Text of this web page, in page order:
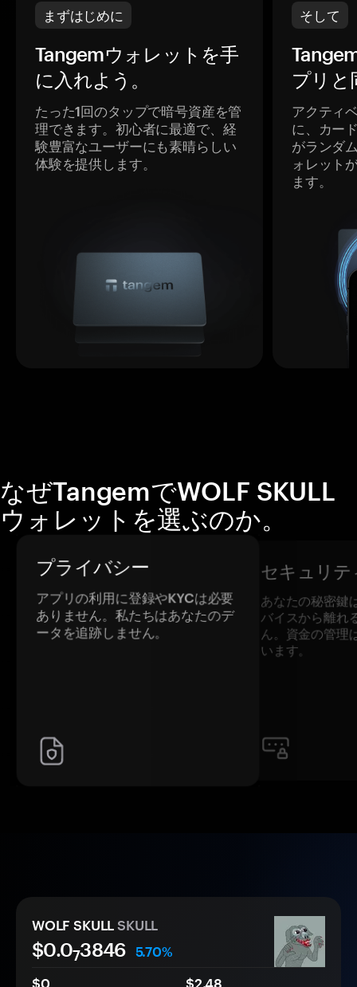
まずはじめに
Tangemウォレットを手
に入れよう。
たった1回のタップで暗号資産を管
理できます。初心者に最適で、経
験豊富なユーザーにも素晴らしい
体験を提供します。
そして
プリと
アクティ
に、カー
がランダ
ォレット
ます。
なぜTangemでWOLF SKULL
ウォレットを選ぶのか。
プライバシー
アプリの利用に登録やKYCは必要
ありません。私たちはあなたのデ
ータを追跡しません。
セキュリテ
あなたの秘密鍵
バイスから離れ
ん。資金の管理
います。
WOLF SKULL SKULL
$0.073846
5.70%
$0
$2.48